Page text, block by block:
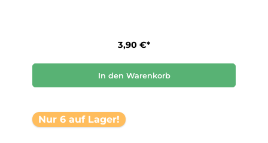
3,90 €*
In den Warenkorb
Nur 6 auf Lager!